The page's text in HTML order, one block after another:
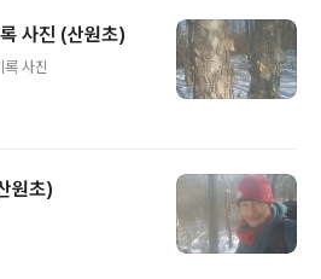
사진 (산원초)
사진
원초)